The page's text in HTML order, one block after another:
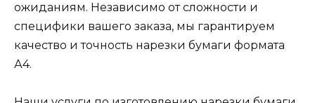
ожиданиям. Независимо от сложности и
специфики вашего заказа, мы гарантируем
качество и точность нарезки бумаги формата
А4.